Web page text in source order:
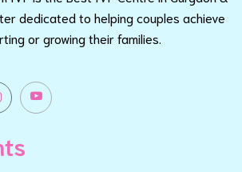
dedicated to helping couples achieve
or growing their families.